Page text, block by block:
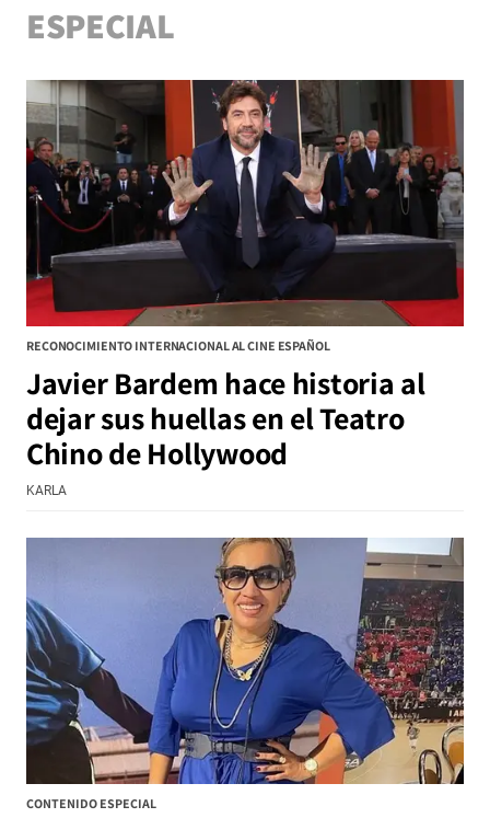
ESPECIAL
RECONOCIMIENTO INTERNACIONAL AL CINE ESPAÑOL
Javier Bardem hace historia al
dejar sus huellas en el Teatro
Chino de Hollywood
KARLA
CONTENIDO ESPECIAL